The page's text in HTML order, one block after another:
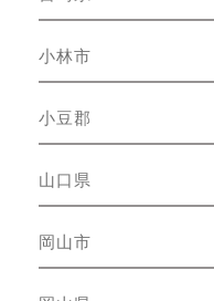
小林市
小豆郡
山口県
岡山市